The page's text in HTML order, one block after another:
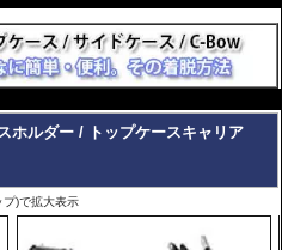
ホルダー / トップケースキャリア
プ)で拡大表示